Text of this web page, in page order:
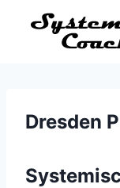
Inhalt
Dresden